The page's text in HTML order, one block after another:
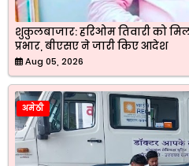
शुकुलबाजार: हरिओम तिवारी को
प्रभार, बीएसए ने जारी किए आदेश
Aug 05, 2026
अमेठी